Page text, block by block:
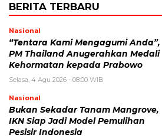
BERITA TERBARU
Nasional
“Tentara Kami Mengagumi Anda”,
PM Thailand Anugerahkan Medali
Kehormatan kepada Prabowo
Selasa, 4 Agu 2026 - 08:00 WIB
Nasional
Bukan Sekadar Tanam Mangrove,
IKN Siap Jadi Model Pemulihan
Pesisir Indonesia